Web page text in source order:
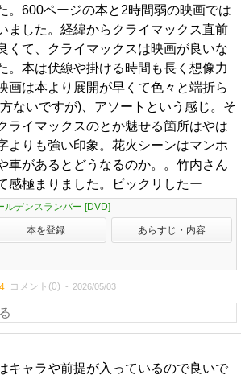
。600ページの本と2時間弱の映画では
ました。経緯からクライマックス直前
くて、クライマックスは映画が良いな
。本は伏線や掛ける時間も長く想像力
画は本より展開が早くて色々と端折ら
ないですが)、アソートという感じ。そ
ライマックスのとか魅せる箇所はやは
よりも強い印象。花火シーンはマンホ
車があるとどうなるのか。。竹内さん
感極まりました。ビックリしたー
ルデンスランバー [DVD]
本を登録 あらすじ・内容
コメント(0) 2026/05/03
キャラや前提が入っているので良いで